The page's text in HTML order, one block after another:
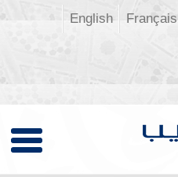
Français
English